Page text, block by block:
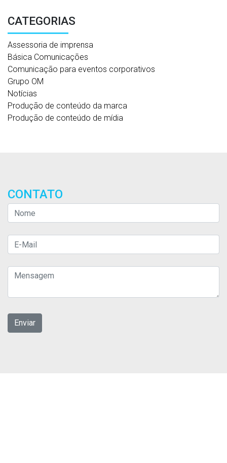
CATEGORIAS
Assessoria de imprensa
Básica Comunicações
Comunicação para eventos corporativos
Grupo OM
Notícias
Produção de conteúdo da marca
Produção de conteúdo de mídia
CONTATO